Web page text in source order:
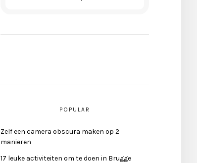
POPULAR
Zelf een camera obscura maken op 2
manieren
17 leuke activiteiten om te doen in Brugge